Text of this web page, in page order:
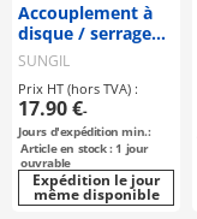
Accouplement à
disque / serrage
par vis sans tête,
clavette / 1
rondelle : acier /
corps : aluminium
/ SHDS-56 /
SUNGIL
SUNGIL
Prix HT (hors TVA) :
17.90 €-
Jours d'expédition min.:
Article en stock : 1 jour
ouvrable
Expédition le jour
même disponible